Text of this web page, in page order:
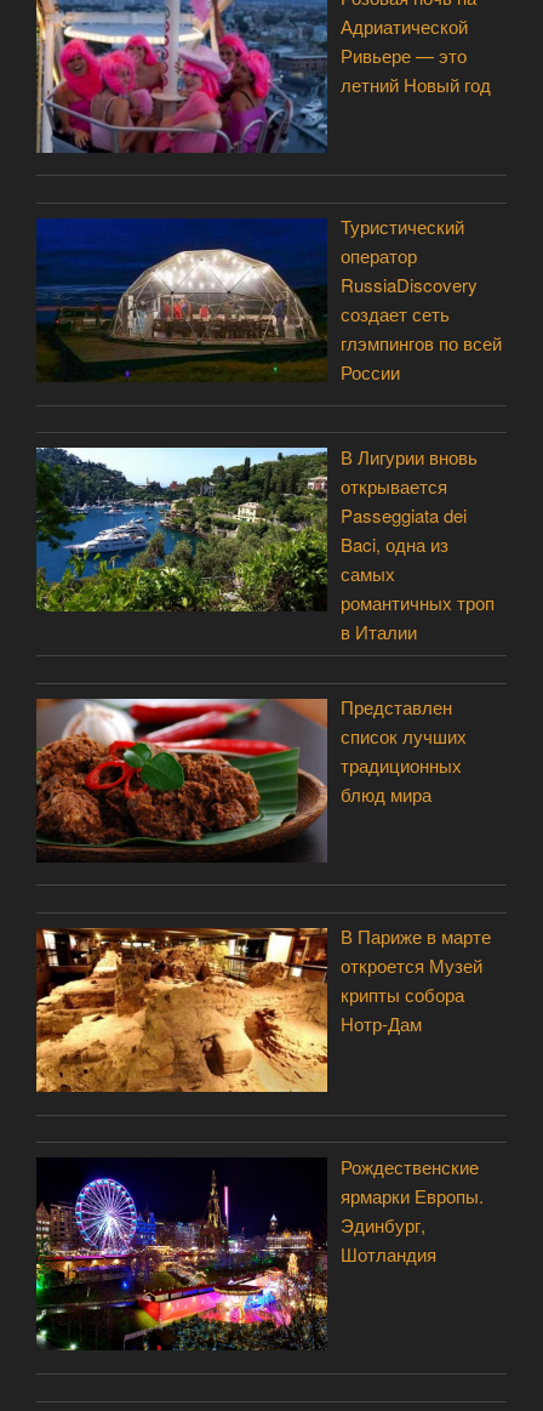
Адриатической
Ривьере — это
летний Новый год
Туристический
оператор
RussiaDiscovery
создает сеть
глэмпингов по всей
России
В Лигурии вновь
открывается
Passeggiata dei
Baci, одна из
самых
романтичных троп
в Италии
Представлен
список лучших
традиционных
блюд мира
В Париже в марте
откроется Музей
крипты собора
Нотр-Дам
Рождественские
ярмарки Европы.
Эдинбург,
Шотландия